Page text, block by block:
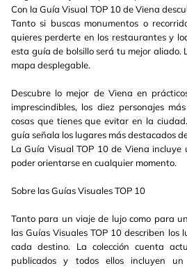
Con la Guía Visual TOP 10 de Viena
Tanto si buscas monumentos o
quieres perderte en los restaurantes y
esta guía de bolsillo será tu mejor aliado.
mapa desplegable.
Descubre lo mejor de Viena en
imprescindibles, los diez personajes
cosas que tienes que evitar en la
guía señala los lugares más destacados
La Guía Visual TOP 10 de Viena
poder orientarse en cualquier momento.
Sobre las Guías Visuales TOP 10
Tanto para un viaje de lujo como para
las Guías Visuales TOP 10 describen los
cada destino. La colección cuenta
publicados y todos ellos incluyen